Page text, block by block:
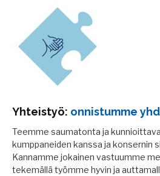
Yhteistyö: onnistumme
Teemme saumatonta ja
kumppaneiden kanssa ja konsernin
Kannamme jokainen vastuumme
tekemällä työmme hyvin ja